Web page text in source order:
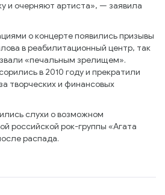
и очерняют артиста», — заявила
о концерте появились призывы
в реабилитационный центр, так
«печальным зрелищем».
в 2010 году и прекратили
творческих и финансовых
слухи о возможном
российской рок-группы «Агата
распада.